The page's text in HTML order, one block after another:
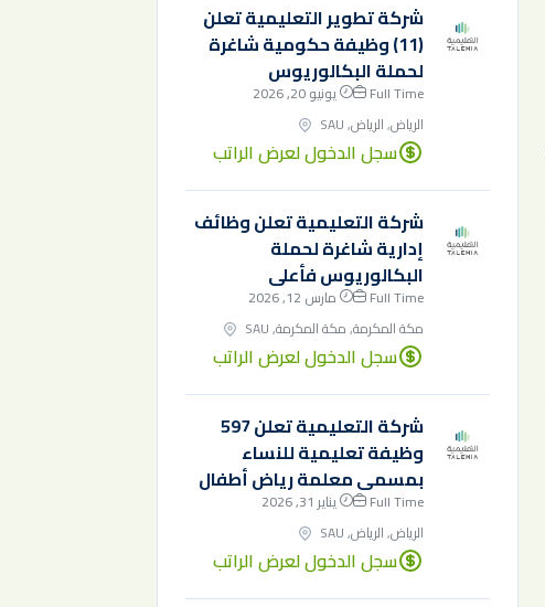
شركة تطوير التعليمية تعلن
(11) وظيفة حكومية شاغرة
لحملة البكالوريوس
Full Time
يونيو 20, 2026
الرياض, الرياض, SAU
سجل الدخول لعرض الراتب
شركة التعليمية تعلن وظائف
إدارية شاغرة لحملة
البكالوريوس فأعلى
Full Time
مارس 12, 2026
مكة المكرمة, مكة المكرمة, SAU
سجل الدخول لعرض الراتب
شركة التعليمية تعلن 597
وظيفة تعليمية للنساء
بمسمى معلمة رياض أطفال
Full Time
يناير 31, 2026
الرياض, الرياض, SAU
سجل الدخول لعرض الراتب